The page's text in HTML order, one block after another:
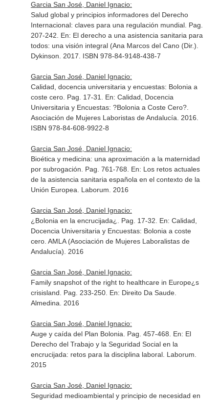
Garcia San José, Daniel Ignacio:
Salud global y principios informadores del Derecho
Internacional: claves para una regulación mundial. Pag.
207-242. En: El derecho a una asistencia sanitaria para
todos: una visión integral (Ana Marcos del Cano (Dir.)
Dykinson. 2017. ISBN 978-84-9148-438-7
Garcia San José, Daniel Ignacio:
Calidad, docencia universitaria y encuestas: Bolonia a
coste cero. Pag. 17-31. En: Calidad, Docencia
Universitaria y Encuestas: ?Bolonia a Coste Cero?.
Asociación de Mujeres Laboristas de Andalucía. 2016.
ISBN 978-84-608-9922-8
Garcia San José, Daniel Ignacio:
Bioética y medicina: una aproximación a la maternidad
por subrogación. Pag. 761-768. En: Los retos actuales
de la asistencia sanitaria española en el contexto de la
Unión Europea . Laborum. 2016
Garcia San José, Daniel Ignacio:
¿Bolonia en la encrucijada¿. Pag. 17-32. En: Calidad,
Docencia Universitaria y Encuestas: Bolonia a coste
cero. AMLA (Asociación de Mujeres Laboralistas de
Andalucía). 2016
Garcia San José, Daniel Ignacio:
Family snapshot of the right to healthcare in Europe¿s
crisisland. Pag. 233-250. En: Direito Da Saude.
Almedina. 2016
Garcia San José, Daniel Ignacio:
Auge y caída del Plan Bolonia. Pag. 457-468. En: El
Derecho del Trabajo y la Seguridad Social en la
encrucijada: retos para la disciplina laboral. Laborum.
2015
Garcia San José, Daniel Ignacio:
Seguridad medioambiental y principio de necesidad en